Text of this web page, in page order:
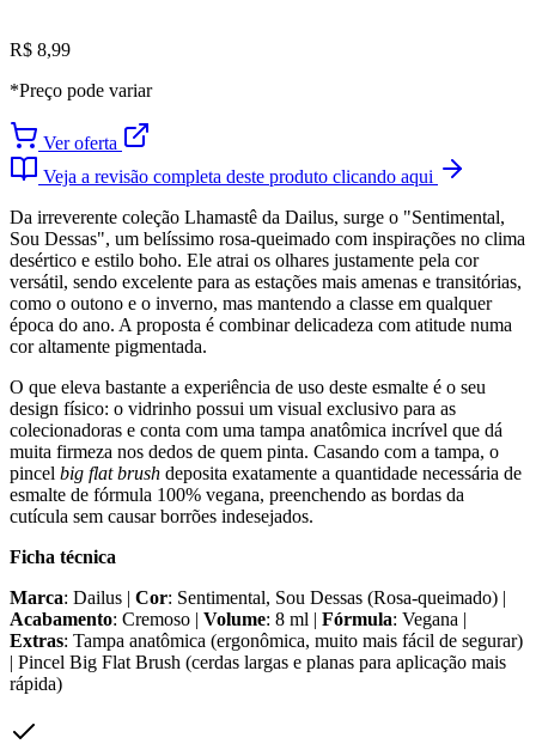
R$ 8,99
*Preço pode variar
Ver oferta
Veja a revisão completa deste produto clicando aqui
Da irreverente coleção Lhamastê da Dailus, surge o "Sentimental,
Sou Dessas", um belíssimo rosa-queimado com inspirações no clima
desértico e estilo boho. Ele atrai os olhares justamente pela cor
versátil, sendo excelente para as estações mais amenas e transitórias,
como o outono e o inverno, mas mantendo a classe em qualquer
época do ano. A proposta é combinar delicadeza com atitude numa
cor altamente pigmentada.
O que eleva bastante a experiência de uso deste esmalte é o seu
design físico: o vidrinho possui um visual exclusivo para as
colecionadoras e conta com uma tampa anatômica incrível que dá
muita firmeza nos dedos de quem pinta. Casando com a tampa, o
pincel big flat brush deposita exatamente a quantidade necessária de
esmalte de fórmula 100% vegana, preenchendo as bordas da
cutícula sem causar borrões indesejados.
Ficha técnica
Marca: Dailus | Cor: Sentimental, Sou Dessas (Rosa-queimado) |
Acabamento: Cremoso | Volume: 8 ml | Fórmula: Vegana |
Extras: Tampa anatômica (ergonômica, muito mais fácil de segurar)
| Pincel Big Flat Brush (cerdas largas e planas para aplicação mais
rápida)